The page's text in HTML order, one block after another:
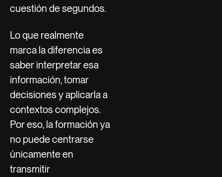
cuestión de segundos.
Lo que realmente
marca la diferencia es
saber interpretar esa
información, tomar
decisiones y aplicarla a
contextos complejos.
Por eso, la formación ya
no puede centrarse
únicamente en
transmitir